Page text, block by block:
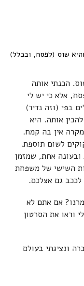
הכנתי אותה
אלא כי יש לי
בפי (וזה נדיר)
אותה. היא
אין בה קמח.
לשום תוספת.
אחת, שמזמן
השישי של משפחת
לככב גם אצלכם.
אם אתם לא
וראו את הסרטון
ונציגתי בעולם